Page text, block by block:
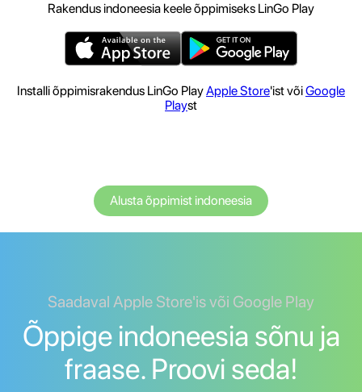
Rakendus indoneesia keele õppimiseks LinGo Play
Installi õppimisrakendus LinGo PlayApple Store'ist võiGoogle
Playst
Alusta õppimist indoneesia
Saadaval Apple Store'is või Google Play
Õppige indoneesia sõnu ja
fraase. Proovi seda!